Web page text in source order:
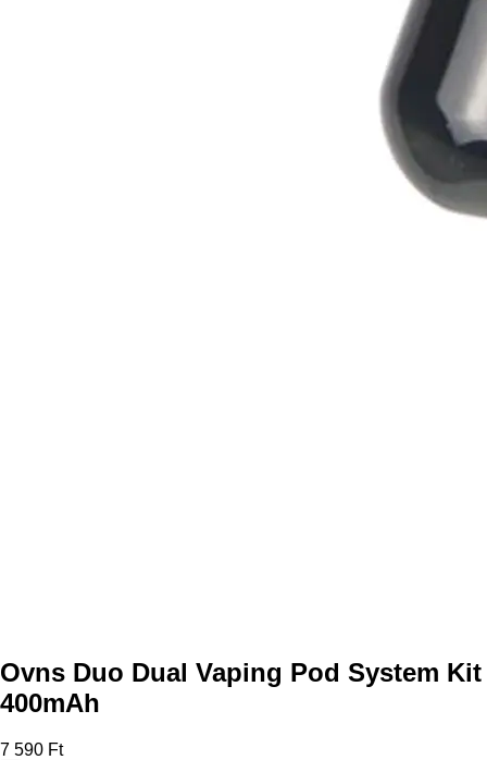
Ovns Duo Dual Vaping Pod System Kit
400mAh
7 590 Ft